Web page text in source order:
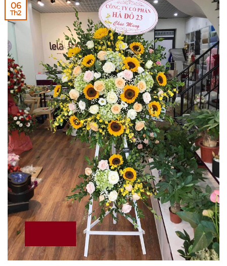
06
Th2